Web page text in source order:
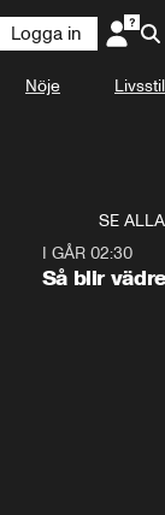
Logga in
Nöje Livsstil
SE ALLA
I GÅR 02:30
Så blir